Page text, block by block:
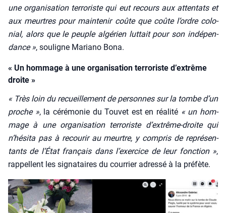
une orga­ni­sa­tion ter­ro­riste qui eut recours aux atten­tats et
aux meurtres pour main­te­nir coûte que coûte l’ordre colo­
nial, alors que le peuple algé­rien lut­tait pour son indé­pen­
dance », sou­ligne Maria­no Bona.
« Un hommage à une organisation terroriste d’extrême
droite »
« Très loin du recueille­ment de per­sonnes sur la tombe d’un
proche », la céré­mo­nie du Tou­vet est en réa­li­té « un hom­
mage à une orga­ni­sa­tion ter­ro­riste d’extrême-droite qui
n’hésita pas à recou­rir au meurtre, y com­pris de repré­sen­
tants de l’État fran­çais dans l’exercice de leur fonc­tion »,
rap­pellent les signa­taires du cour­rier adres­sé à la pré­fète.